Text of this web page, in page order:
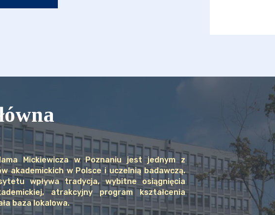
Mickiewicza w Poznaniu jest jednym z
akademickich w Polsce i uczelnią badawczą.
wpływa tradycja, wybitne osiągnięcia
atrakcyjny program kształcenia
baza lokalowa.